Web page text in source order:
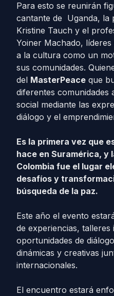
Para esto se reunirán
cantante de Uganda, la
Kristine Tauch y el
Yoiner Machado,
a la cultura como un
sus comunidades.
del MasterPeace que
diferentes comunidades
social mediante las
diálogo y el
Es la primera vez que
hace en Suramérica, y
Colombia fue el lugar
desafíos y
búsqueda de la paz.
Este año el evento
de experiencias, talleres
oportunidades de
dinámicas y creativas
internacionales.
El encuentro estará